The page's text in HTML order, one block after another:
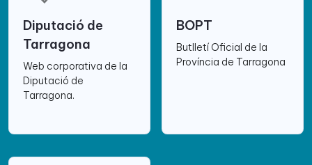
Diputació de
Tarragona
Web corporativa de la
Diputació de
Tarragona.
BOPT
Butlletí Oficial de la
Província de Tarragona